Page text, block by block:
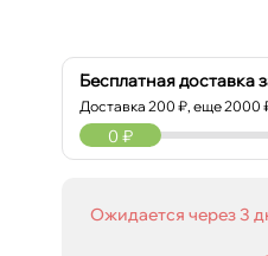
Бесплатная доставка
Доставка200 ₽, еще2000
0 ₽
Ожидается через 3